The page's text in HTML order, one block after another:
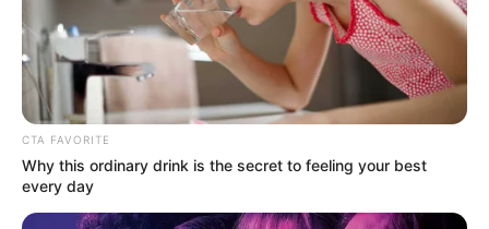
18.079.935/0001-70
FBO Negócios de Treinamento e Marketing Digital
Artesanatos
CTA FAVORITE
Why this ordinary drink is the secret to feeling your best
every day